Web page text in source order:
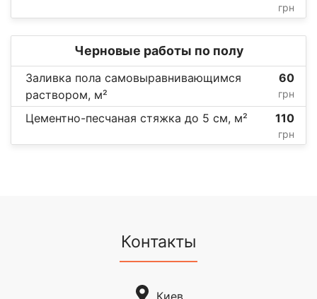
грн
Черновые работы по полу
Заливка пола самовыравнивающимся
раствором, м²
60
грн
Цементно-песчаная стяжка до 5 см, м² 110
грн
Контакты